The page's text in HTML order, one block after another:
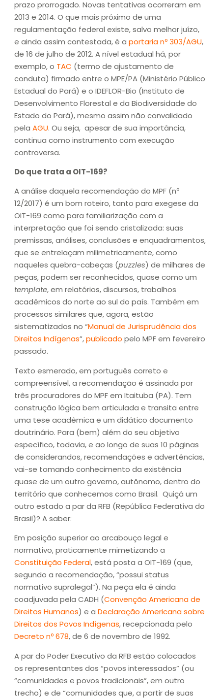
prazo prorrogado. Novas tentativas ocorreram em
2013 e 2014. O que mais próximo de uma
regulamentação federal existe, salvo melhor juízo,
e ainda assim contestada, é a portaria nº 303/AGU,
de 16 de julho de 2012. A nível estadual há, por
exemplo, o TAC (termo de ajustamento de
conduta) firmado entre o MPE/PA (Ministério Público
Estadual do Pará) e o IDEFLOR-Bio (Instituto de
Desenvolvimento Florestal e da Biodiversidade do
Estado do Pará), mesmo assim não convalidado
pela AGU. Ou seja, apesar de sua importância,
continua como instrumento com execução
controversa.
Do que trata a OIT-169?
A análise daquela recomendação do MPF (nº
12/2017) é um bom roteiro, tanto para exegese da
OIT-169 como para familiarização com a
interpretação que foi sendo cristalizada: suas
premissas, análises, conclusões e enquadramentos,
que se entrelaçam milimetricamente, como
naqueles quebra-cabeças (puzzles) de milhares de
peças, podem ser reconhecidos, quase como um
template, em relatórios, discursos, trabalhos
acadêmicos do norte ao sul do país. Também em
processos similares que, agora, estão
sistematizados no “Manual de Jurisprudência dos
Direitos Indígenas”,publicado pelo MPF em fevereiro
passado.
Texto esmerado, em português correto e
compreensível, a recomendação é assinada por
três procuradores do MPF em Itaituba (PA). Tem
construção lógica bem articulada e transita entre
uma tese acadêmica e um didático documento
doutrinário. Para (bem) além do seu objetivo
específico, todavia, e ao longo de suas 10 páginas
de considerandos, recomendações e advertências,
vai-se tomando conhecimento da existência
quase de um outro governo, autônomo, dentro do
território que conhecemos como Brasil. Quiçá um
outro estado a par da RFB (República Federativa do
Brasil)? A saber:
Em posição superior ao arcabouço legal e
normativo, praticamente mimetizando a
Constituição Federal, está posta a OIT-169 (que,
segundo a recomendação, “possui status
normativo supralegal”). Na peça ela é ainda
coadjuvada pela CADH (Convenção Americana de
Direitos Humanos) e a Declaração Americana sobre
Direitos dos Povos Indígenas, recepcionada pelo
Decreto nº 678, de 6 de novembro de 1992.
A par do Poder Executivo da RFB estão colocados
os representantes dos “povos interessados” (ou
“comunidades e povos tradicionais”, em outro
trecho) e de “comunidades que, a partir de suas